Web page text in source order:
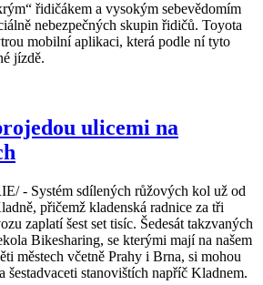
řidičákem a vysokým sebevědomím
nebezpečných skupin řidičů. Toyota
mobilní aplikaci, která podle ní tyto
jízdě.
ulicemi na
- Systém sdílených růžových kol už od
přičemž kladenská radnice za tři
zaplatí šest set tisíc. Šedesát takzvaných
Bikesharing, se kterými mají na našem
městech včetně Prahy i Brna, si mohou
šestadvaceti stanovištích napříč Kladnem.